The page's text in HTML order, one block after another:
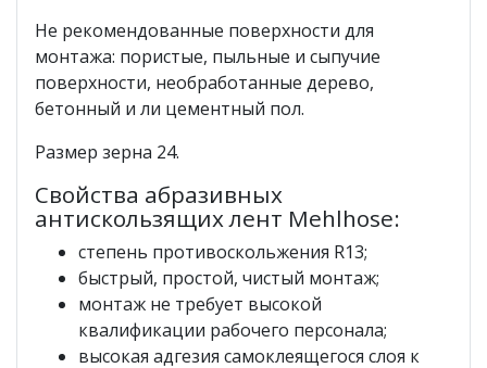
Не рекомендованные поверхности для
монтажа: пористые, пыльные и сыпучие
поверхности, необработанные дерево,
бетонный и ли цементный пол.
Размер зерна 24.
Свойства абразивных
антискользящих лент Mehlhose:
степень противоскольжения R13;
быстрый, простой, чистый монтаж;
монтаж не требует высокой
квалификации рабочего персонала;
высокая адгезия самоклеящегося слоя к